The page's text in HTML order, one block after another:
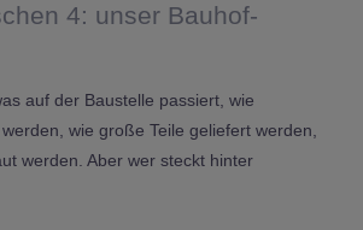
4: unser Bauhof-
auf der Baustelle passiert, wie
wie große Teile geliefert werden,
werden. Aber wer steckt hinter